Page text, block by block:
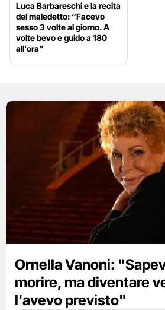
Luca Barbareschi e la recita
del maledetto: “Facevo
sesso 3 volte al giorno. A
volte bevo e guido a 180
all’ora”
Ornella Vanoni:
morire, ma diventare
l'avevo previsto"